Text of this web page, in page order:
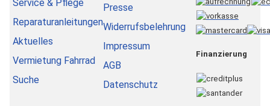
Service & Pflege
Reparaturanleitungen
Aktuelles
Vermietung Fahrrad
Suche
Presse
Widerrufsbelehrung
Impressum
AGB
Datenschutz
Finanzierung